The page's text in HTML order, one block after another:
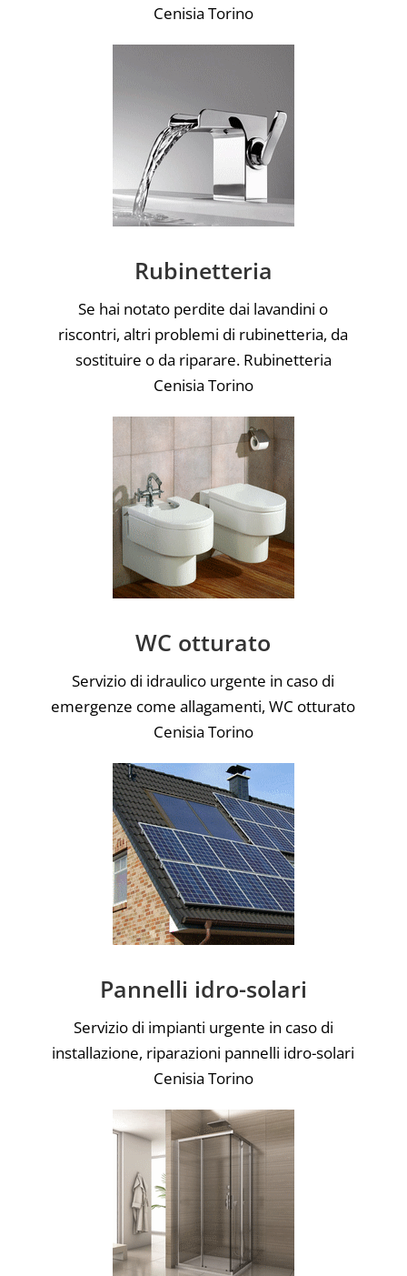
Cenisia Torino
Rubinetteria
Se hai notato perdite dai lavandini o
riscontri, altri problemi di rubinetteria, da
sostituire o da riparare. Rubinetteria
Cenisia Torino
WC otturato
Servizio di idraulico urgente in caso di
emergenze come allagamenti, WC otturato
Cenisia Torino
Pannelli idro-solari
Servizio di impianti urgente in caso di
installazione, riparazioni pannelli idro-solari
Cenisia Torino